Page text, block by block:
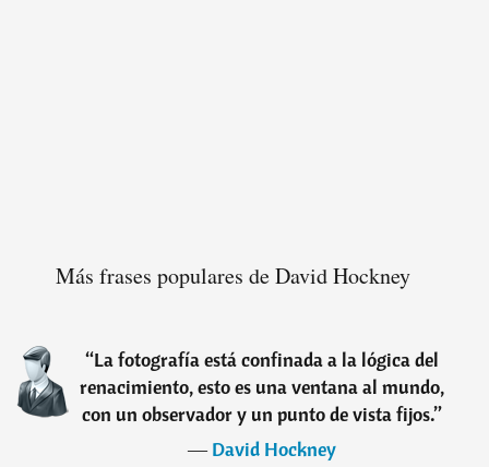
Más frases populares de David Hockney
“La fotografía está confinada a la lógica del
renacimiento, esto es una ventana al mundo,
con un observador y un punto de vista fijos.”
―David Hockney